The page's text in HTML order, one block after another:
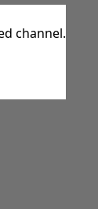
channel.